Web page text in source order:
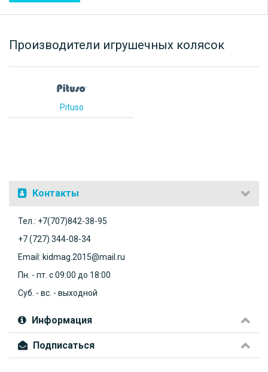
Производители игрушечных колясок
Pituso
Контакты
Тел.: +7(707)842-38-95
+7 (727) 344-08-34
Email: kidmag.2015@mail.ru
Пн. - пт. с 09:00 до 18:00
Суб. - вс. - выходной
Информация
Подписаться